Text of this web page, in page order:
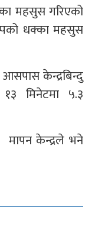
महसुस गरिएको
धक्का महसुस
केन्द्रबिन्दु
मिनेटमा ५.३
मापन केन्द्रले भने